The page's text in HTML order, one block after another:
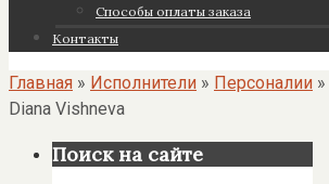
Cпособы оплаты заказа
Контакты
Главная » Исполнители » Персоналии »
Diana Vishneva
Поиск на сайте